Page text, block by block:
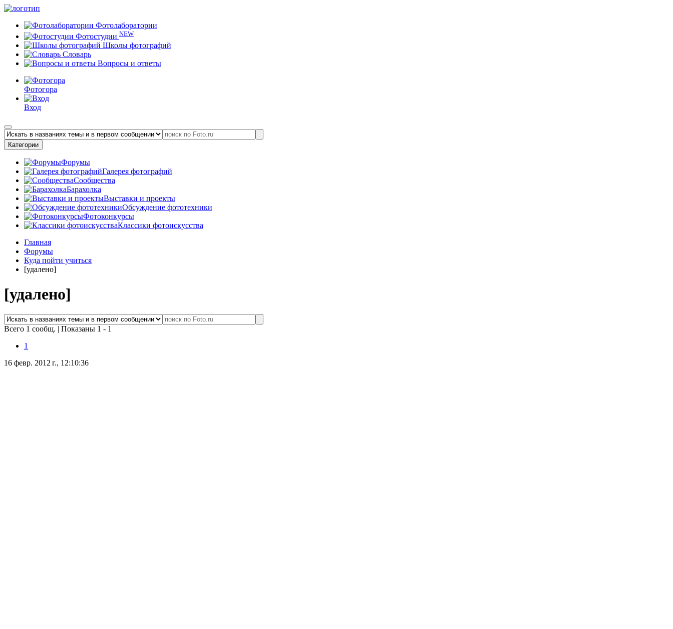
Фотолаборатории
Фотостудии NEW
Школы фотографий
Словарь
Вопросы и ответы
Фотогора
Вход
Категории
Форумы
Галерея фотографий
Сообщества
Барахолка
Выставки и проекты
Обсуждение фототехники
Фотоконкурсы
Классики фотоискусства
Главная
Форумы
Куда пойти учиться
[удалено]
[удалено]
Всего 1 сообщ. | Показаны 1 - 1
1
16 февр. 2012 г., 12:10:36